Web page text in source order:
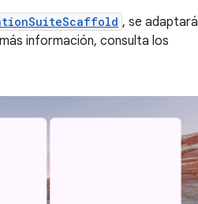
, se adaptará
información, consulta los